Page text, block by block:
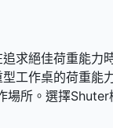
求絕佳荷重能力
工作桌的荷重能
場所。選擇